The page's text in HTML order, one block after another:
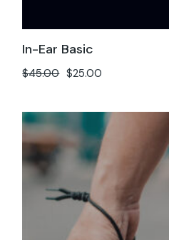
In-Ear Basic
$45.00 $25.00